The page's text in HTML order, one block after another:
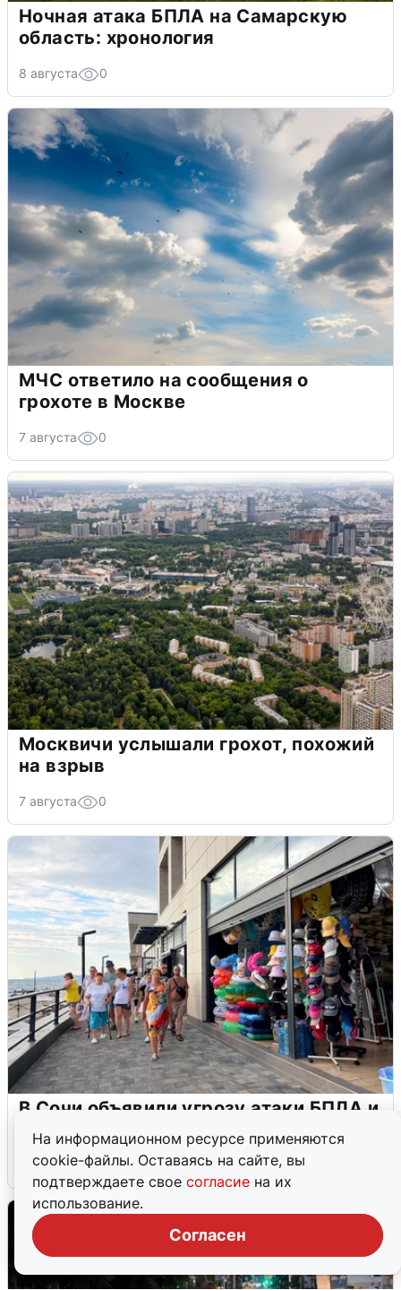
На информационном ресурсе применяются
cookie-файлы. Оставаясь на сайте, вы
подтверждаете свое согласие на их
использование.
Согласен
Ночная атака БПЛА на Самарскую
область: хронология
8 августа 0
МЧС ответило на сообщения о
грохоте в Москве
7 августа 0
Москвичи услышали грохот, похожий
на взрыв
7 августа 0
В Сочи объявили угрозу атаки БПЛА и
закрыли пляжи
6 августа 0